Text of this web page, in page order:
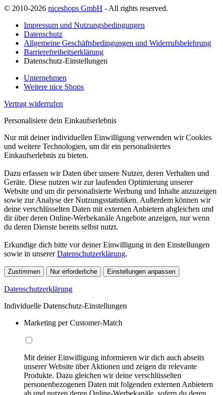
© 2010-2026 niceshops GmbH - All rights reserved.
Impressum und Nutzungsbedingungen
Datenschutz
Allgemeine Geschäftsbedingungen und Widerrufsbelehrung
Barrierefreiheitserklärung
Datenschutz-Einstellungen
Unternehmen
Weitere nice Shops
Vertrag widerrufen
Personalisiere dein Einkaufserlebnis
Nur mit deiner individuellen Einwilligung verwenden wir Cookies
und weitere Technologien, um dir ein personalisiertes
Einkaufserlebnis zu bieten.
Dazu erfassen wir Daten über unsere Nutzer, deren Verhalten und
Geräte. Diese nutzen wir zur laufenden Optimierung unserer
Website und um dir personalisierte Werbung und Inhalte anzuzeigen
sowie zur Analyse der Nutzungsstatistiken. Außerdem können wir
deine verschlüsselten Daten mit externen Anbietern abgleichen und
dir über deren Online-Werbekanäle Angebote anzeigen, nur wenn
du deren Dienste bereits selbst nutzt.
Erkundige dich bitte vor deiner Einwilligung in den Einstellungen
sowie in unsererDatenschutzerklärung.
Zustimmen Nur erforderliche Einstellungen anpassen
Datenschutzerklärung
Individuelle Datenschutz-Einstellungen
Marketing per Customer-Match
Mit deiner Einwilligung informieren wir dich auch abseits
unserer Website über Aktionen und zeigen dir relevante
Produkte. Dazu gleichen wir deine verschlüsselten
personenbezogenen Daten mit folgenden externen Anbietern